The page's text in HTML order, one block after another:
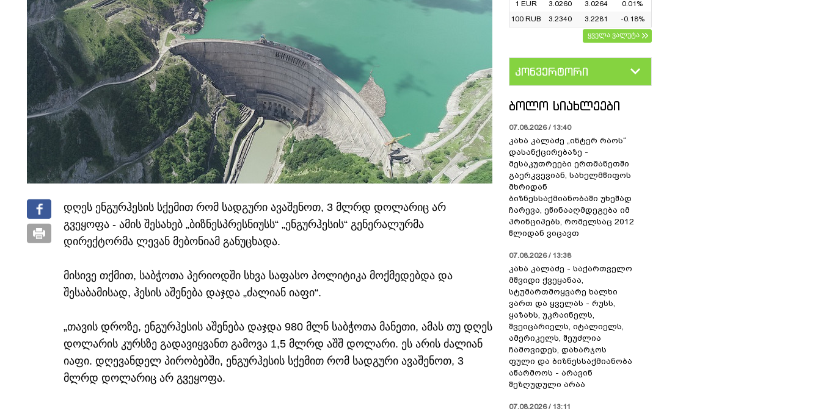
დღეს ენგურჰესის სქემით რომ სადგური ავაშენოთ, 3 მლრდ დოლარიც არ
გვეყოფა - ამის შესახებ „ბიზნესპრესნიუსს“ „ენგურჰესის“ გენერალურმა
დირექტორმა ლევან მებონიამ განუცხადა.
მისივე თქმით, საბჭოთა პერიოდში სხვა საფასო პოლიტიკა მოქმედებდა და
შესაბამისად, ჰესის აშენება დაჯდა „ძალიან იაფი“.
„თავის დროზე, ენგურჰესის აშენება დაჯდა 980 მლნ საბჭოთა მანეთი, ამას თუ დღეს
დოლარის კურსზე გადავიყვანთ გამოვა 1,5 მლრდ აშშ დოლარი. ეს არის ძალიან
იაფი. დღევანდელ პირობებში, ენგურჰესის სქემით რომ სადგური ავაშენოთ, 3
მლრდ დოლარიც არ გვეყოფა.
1 EUR
3.0260 3.0264
0.01%
100 RUB
3.2340 3.2281
-0.18%
ყველა ვალუტა
კონვერტორი
ᲑᲝᲚᲝ ᲡᲘᲐᲮᲚᲔᲔᲑᲘ
07.08.2026 / 13:40
კახა კალაძე „ინტერ რაოს“
დასანქცირებაზე -
მესაკუთრეები ერთმანეთში
გაერკვევიან, სახელმწიფოს
მხრიდან
ბიზნესსაქმიანობაში უხეშად
ჩარევა, ეწინააღმდეგება იმ
პრინციპებს, რომელსაც 2012
წლიდან ვიცავთ
07.08.2026 / 13:38
კახა კალაძე - საქართველო
მშვიდი ქვეყანაა,
სტუმართმოყვარე ხალხი
ვართ და ყველას - რუსს,
ყაზახს, უკრაინელს,
შვეიცარიელს, იტალიელს,
ამერიკელს, შეუძლია
ჩამოვიდეს, დახარჯოს
ფული და ბიზნესსაქმიანობა
აწარმოოს - არავინ
შეზღუდული არაა
07.08.2026 / 13:11